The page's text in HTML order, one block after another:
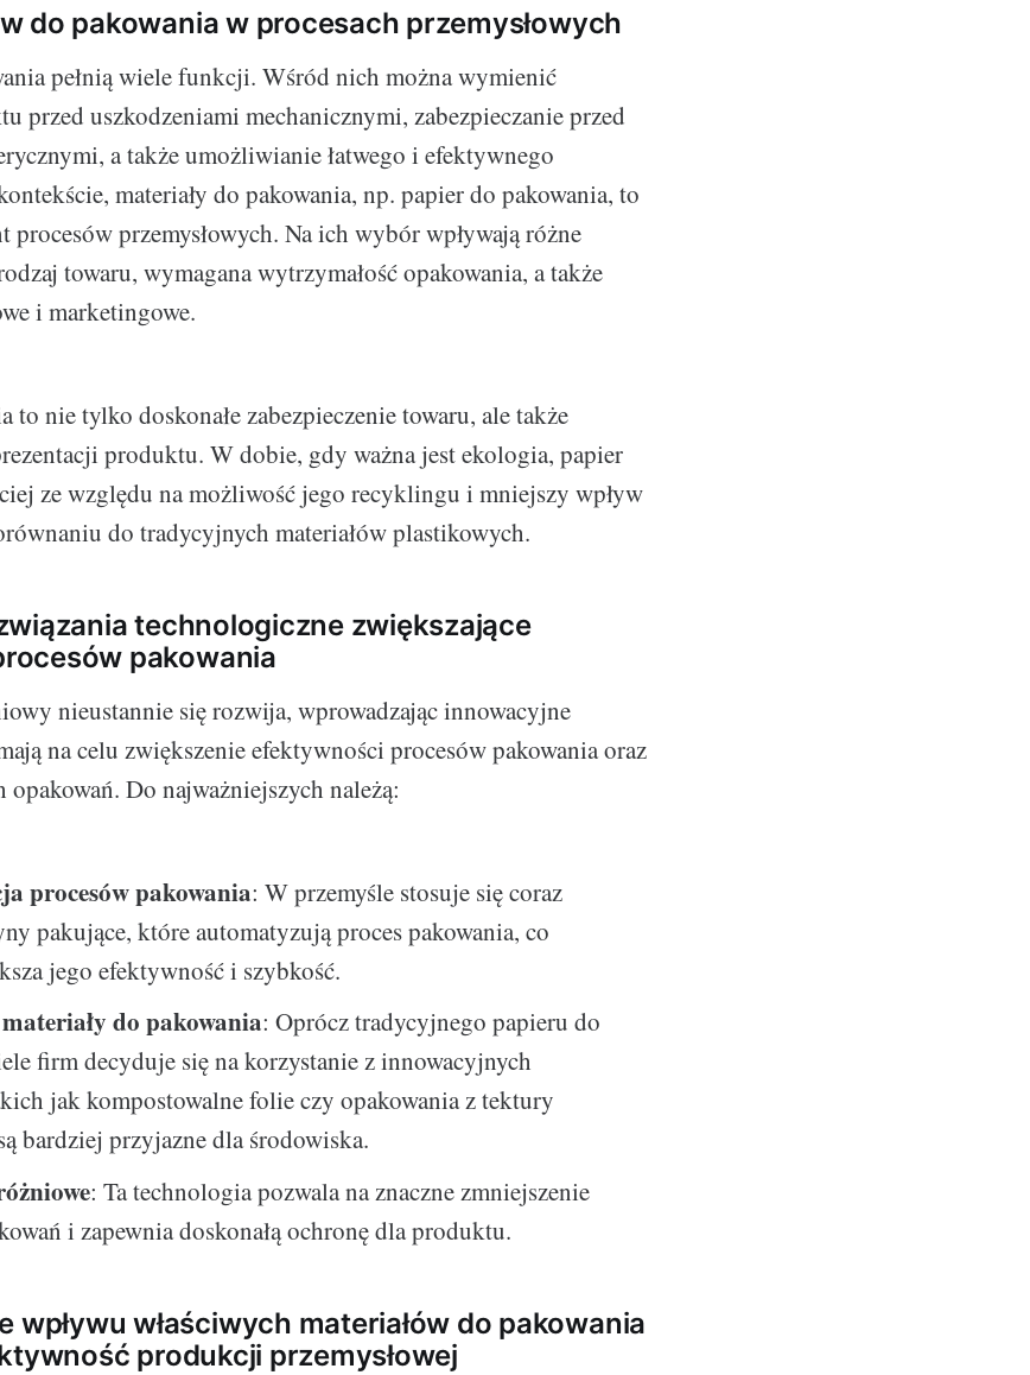
do pakowania w procesach przemysłowych
pełnią wiele funkcji. Wśród nich można wymienić
przed uszkodzeniami mechanicznymi, zabezpieczanie przed
a także umożliwianie łatwego i efektywnego
materiały do pakowania, np. papier do pakowania, to
procesów przemysłowych. Na ich wybór wpływają różne
towaru, wymagana wytrzymałość opakowania, a także
i marketingowe.
to nie tylko doskonałe zabezpieczenie towaru, ale także
produktu. W dobie, gdy ważna jest ekologia, papier
ze względu na możliwość jego recyklingu i mniejszy wpływ
do tradycyjnych materiałów plastikowych.
technologiczne zwiększające
pakowania
nieustannie się rozwija, wprowadzając innowacyjne
na celu zwiększenie efektywności procesów pakowania oraz
opakowań. Do najważniejszych należą:
procesów pakowania: W przemyśle stosuje się coraz
pakujące, które automatyzują proces pakowania, co
jego efektywność i szybkość.
do pakowania: Oprócz tradycyjnego papieru do
firm decyduje się na korzystanie z innowacyjnych
jak kompostowalne folie czy opakowania z tektury
bardziej przyjazne dla środowiska.
: Ta technologia pozwala na znaczne zmniejszenie
i zapewnia doskonałą ochronę dla produktu.
wpływu właściwych materiałów do pakowania
produkcji przemysłowej